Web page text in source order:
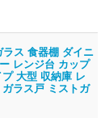
ス 食器棚 ダイニ
レンジ台 カップ
大型 収納庫 レ
ラス戸 ミストガ